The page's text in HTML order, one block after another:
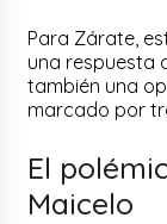
Para Zárate,
una respuesta
también una
marcado por
El
Maicelo